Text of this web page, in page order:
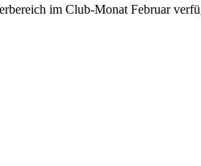
im Club-Monat Februar